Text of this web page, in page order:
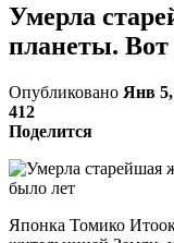
Умерла
планеты. Вот
Опубликовано Янв 5,
412
Поделится
Японка Томико